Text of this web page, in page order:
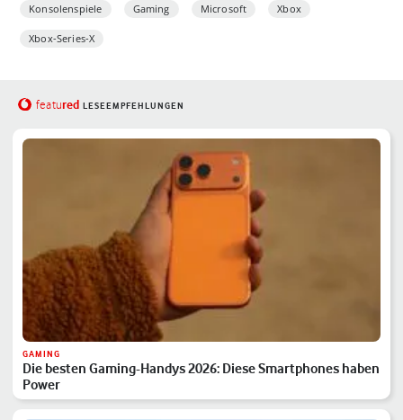
Konsolenspiele Gaming Microsoft Xbox
Xbox-Series-X
featured LESEEMPFEHLUNGEN
GAMING
Die besten Gaming-Handys 2026: Diese Smartphones haben
Power